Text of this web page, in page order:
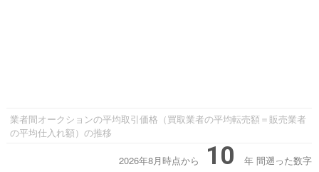
業者間オークションの平均取引価格（買取業者の平均転売額＝販売業者
の平均仕入れ額）の推移
2026年8月時点から 10 年 間遡った数字